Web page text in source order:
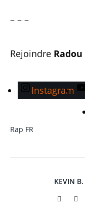
– – –
Rejoindre Radou
Instagram
Rap FR
KEVIN B.
Website